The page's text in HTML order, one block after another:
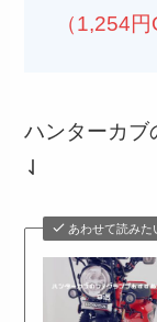
（1,254円
ハンターカブ
⇃
あわせて読みた